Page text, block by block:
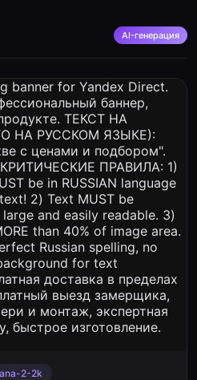
AI-генерация
2-2k